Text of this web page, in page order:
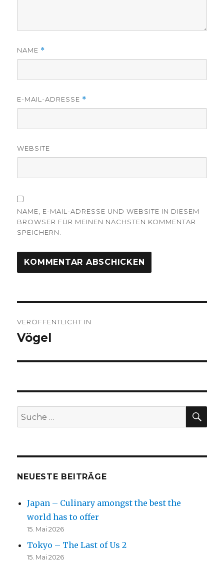
NAME *
E-MAIL-ADRESSE *
WEBSITE
NAME, E-MAIL-ADRESSE UND WEBSITE IN DIESEM
BROWSER FÜR MEINEN NÄCHSTEN KOMMENTAR
SPEICHERN.
VERÖFFENTLICHT IN
Vögel
Suche
nach:
NEUESTE BEITRÄGE
Japan – Culinary amongst the best the
world has to offer
15. Mai 2026
Tokyo – The Last of Us 2
15. Mai 2026